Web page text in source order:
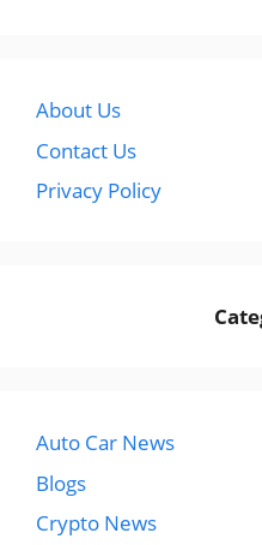
About Us
Contact Us
Privacy Policy
Auto Car News
Blogs
Crypto News